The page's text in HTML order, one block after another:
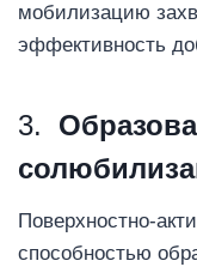
мобилизацию
эффективность
3.
Поверхностно-
способностью